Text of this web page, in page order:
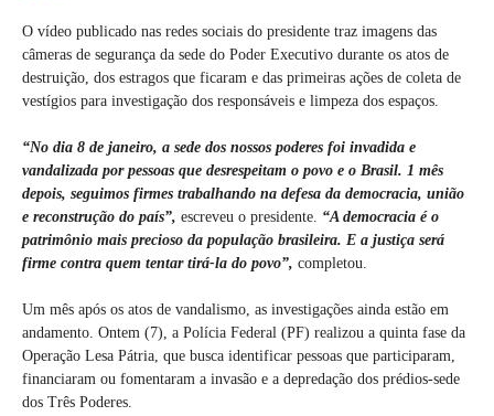
O vídeo publicado nas redes sociais do presidente traz imagens das
câmeras de segurança da sede do Poder Executivo durante os atos de
destruição, dos estragos que ficaram e das primeiras ações de coleta de
vestígios para investigação dos responsáveis e limpeza dos espaços.
“No dia 8 de janeiro, a sede dos nossos poderes foi invadida e
vandalizada por pessoas que desrespeitam o povo e o Brasil. 1 mês
depois, seguimos firmes trabalhando na defesa da democracia, união
e reconstrução do país”, escreveu o presidente. “A democracia é o
patrimônio mais precioso da população brasileira. E a justiça será
firme contra quem tentar tirá-la do povo”, completou.
Um mês após os atos de vandalismo, as investigações ainda estão em
andamento. Ontem (7), a Polícia Federal (PF) realizou a quinta fase da
Operação Lesa Pátria, que busca identificar pessoas que participaram,
financiaram ou fomentaram a invasão e a depredação dos prédios-sede
dos Três Poderes.